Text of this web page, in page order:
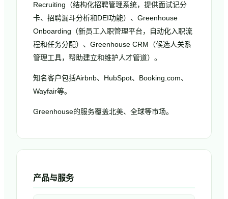
Recruiting（结构化招聘管理系统，提供面试记分
卡、招聘漏斗分析和DEI功能）、Greenhouse
Onboarding（新员工入职管理平台，自动化入职流
程和任务分配）、Greenhouse CRM（候选人关系
管理工具，帮助建立和维护人才管道）。
知名客户包括Airbnb、HubSpot、Booking.com、
Wayfair等。
Greenhouse的服务覆盖北美、全球等市场。
产品与服务